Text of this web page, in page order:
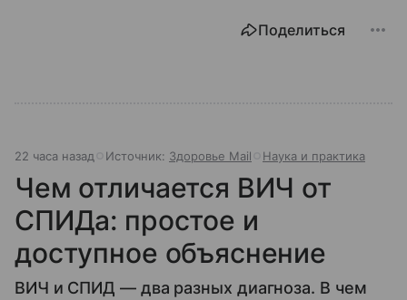
Поделиться
22 часа назад Источник: Здоровье Mail Наука и практика
Чем отличается ВИЧ от
СПИДа: простое и
доступное объяснение
ВИЧ и СПИД — два разных диагноза. В чем